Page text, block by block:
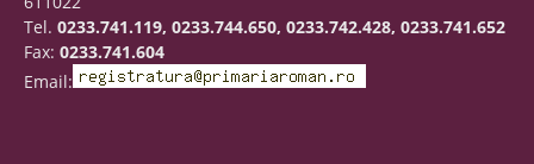
Tel. 0233.741.119, 0233.744.650, 0233.742.428, 0233.741.652
Fax: 0233.741.604
Email: